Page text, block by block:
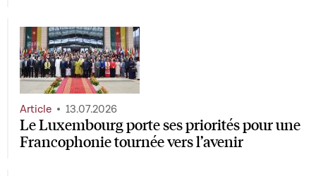
Le Luxembourg porte ses priorités pour une
Francophonie tournée vers l’avenir
Article 13.07.2026